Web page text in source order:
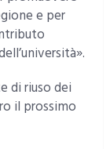
e per
di riuso dei
il prossimo